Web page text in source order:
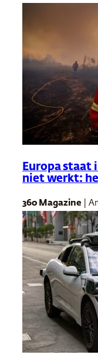
Europa staat
niet werkt:
360 Magazine |